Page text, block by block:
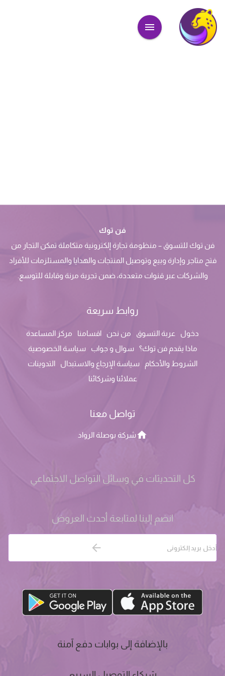
فن توك
فن توك للتسوق – منظومة تجارة إلكترونية متكاملة تمكن التجار من
فتح متاجر وإدارة وبيع وتوصيل المنتجات والهدايا والمستلزمات للأفراد
والشركات عبر قنوات متعددة، ضمن تجربة مرنة وقابلة للتوسع.
روابط سريعة
دخول عربة التسوق من نحن اقسامنا
مركز المساعدة
ماذا يقدم فن توك؟
سوال و جواب
سياسة الخصوصية
الشروط والأحكام
سياسة الإرجاع والاستبدال
التدوينات
عملائنا وشركائنا
تواصل معنا
شركة بوصلة الرواد
كل التحديثات في وسائل التواصل الاجتماعي
انضم إلينا لمتابعة أحدث العروض
بالإضافة إلى بوابات دفع آمنة